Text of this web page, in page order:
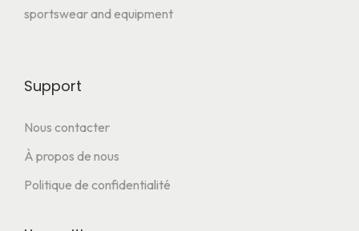
sportswear and equipment
Support
Nous contacter
À propos de nous
Politique de confidentialité